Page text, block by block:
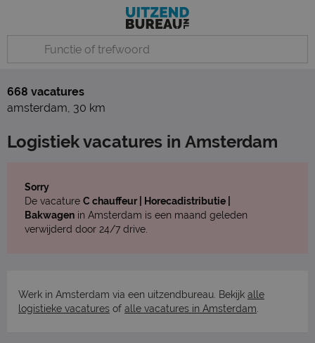
668 vacatures
amsterdam, 30 km
Logistiek vacatures in Amsterdam
Sorry
De vacature C chauffeur | Horecadistributie |
Bakwagen in Amsterdam is een maand geleden
verwijderd door 24/7 drive.
Werk in Amsterdam via een uitzendbureau. Bekijk alle
logistieke vacatures of alle vacatures in Amsterdam